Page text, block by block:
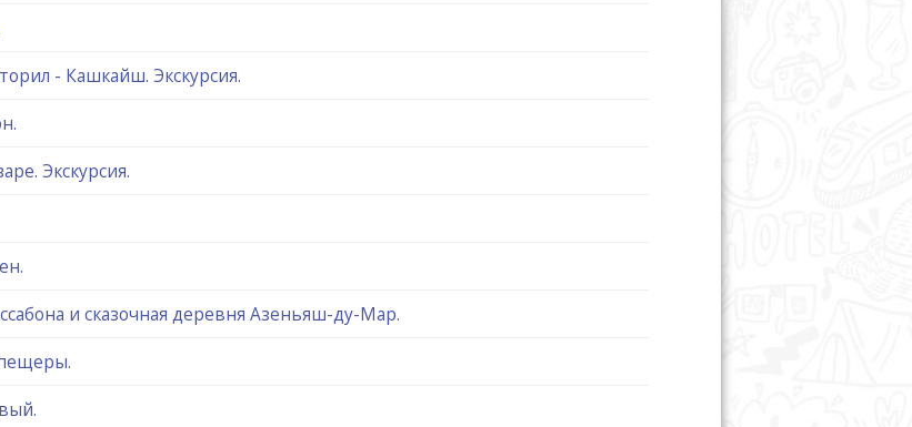
- Кашкайш. Экскурсия.
Экскурсия.
и сказочная деревня Азеньяш-ду-Мар.